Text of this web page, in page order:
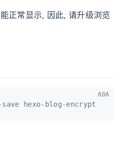
正常显示, 因此, 请升级浏览
hexo-blog-encrypt
ADA